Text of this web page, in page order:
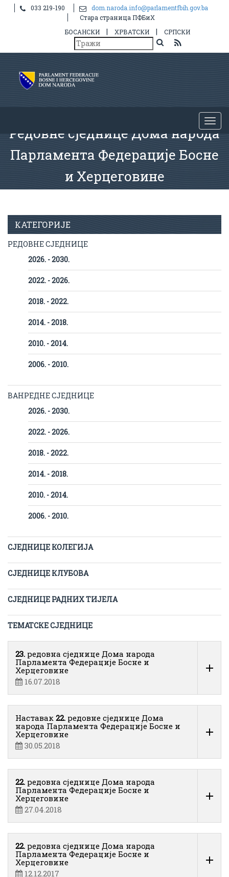
033 219-190
dom.naroda.info@parlamentfbih.gov.ba
Стара страница ПФБиХ
БОСАНСКИ
| ХРВАТСКИ | СРПСКИ
Редовне сједнице Дома народа
Парламента Федерације Босне
и Херцеговине
КАТЕГОРИЈЕ
РЕДОВНЕ СЈЕДНИЦЕ
2026. - 2030.
2022. - 2026.
2018. - 2022.
2014. - 2018.
2010. - 2014.
2006. - 2010.
ВАНРЕДНЕ СЈЕДНИЦЕ
2026. - 2030.
2022. - 2026.
2018. - 2022.
2014. - 2018.
2010. - 2014.
2006. - 2010.
СЈЕДНИЦЕ КОЛЕГИЈА
СЈЕДНИЦЕ КЛУБОВА
СЈЕДНИЦЕ РАДНИХ ТИЈЕЛА
ТЕМАТСКЕ СЈЕДНИЦЕ
23. редовна сједнице Дома народа
Парламента Федерације Босне и
Херцеговине
16.07.2018
Наставак 22. редовне сједнице Дома
народа Парламента Федерације Босне и
Херцеговине
30.05.2018
22. редовна сједнице Дома народа
Парламента Федерације Босне и
Херцеговине
27.04.2018
22. редовна сједнице Дома народа
Парламента Федерације Босне и
Херцеговине
12.12.2017